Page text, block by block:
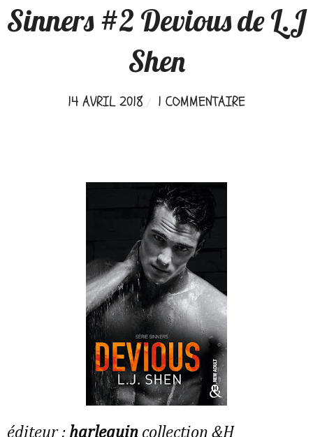
Sinners #2 Devious de L.J
Shen
14 AVRIL 2018 1 COMMENTAIRE
éditeur : harlequin collection &H